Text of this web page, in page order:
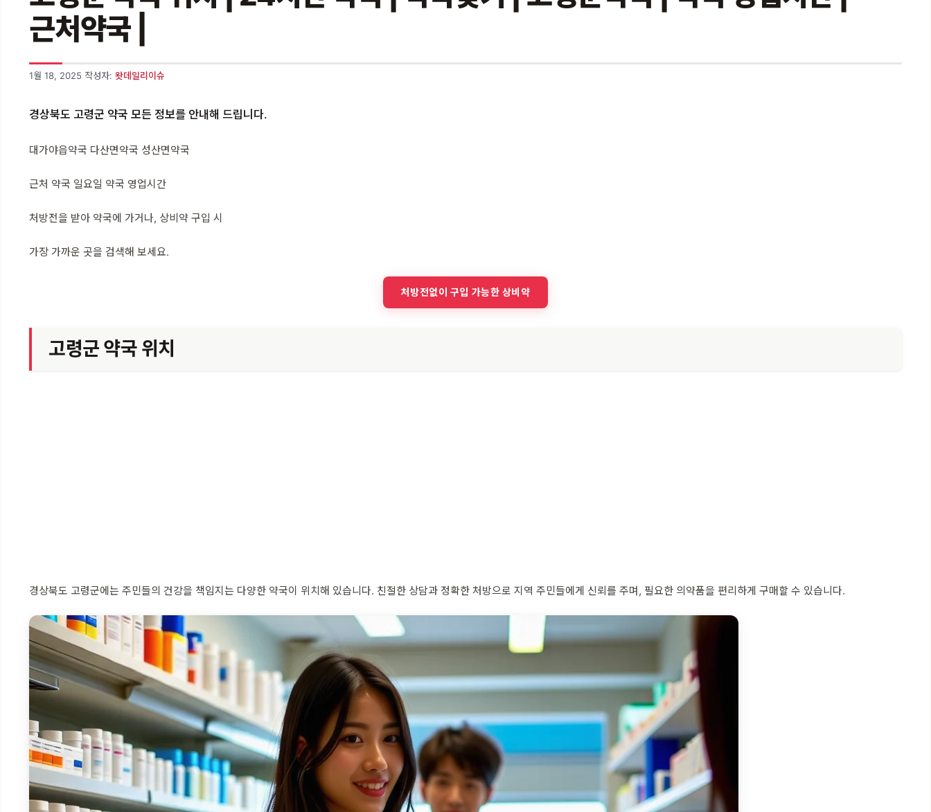
근처약국 |
1월 18, 2025 작성자: 왓데일리이슈
경상북도 고령군 약국 모든 정보를 안내해 드립니다.
대가야읍약국 다산면약국 성산면약국
근처 약국 일요일 약국 영업시간
처방전을 받아 약국에 가거나, 상비약 구입 시
가장 가까운 곳을 검색해 보세요.
처방전없이 구입 가능한 상비약
고령군 약국 위치
경상북도 고령군에는 주민들의 건강을 책임지는 다양한 약국이 위치해 있습니다. 친절한 상담과 정확한 처방으로 지역 주민들에게 신뢰를 주며, 필요한 의약품을 편리하게 구매할 수 있습니다.